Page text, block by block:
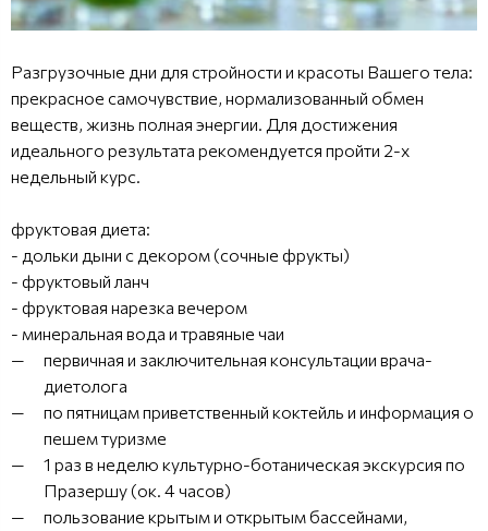
Разгрузочные дни для стройности и красоты Вашего тела:
прекрасное самочувствие, нормализованный обмен
веществ, жизнь полная энергии. Для достижения
идеального результата рекомендуется пройти 2-х
недельный курс.
фруктовая диета:
- дольки дыни с декором (сочные фрукты)
- фруктовый ланч
- фруктовая нарезка вечером
- минеральная вода и травяные чаи
первичная и заключительная консультации врача-
диетолога
по пятницам приветственный коктейль и информация о
пешем туризме
1 раз в неделю культурно-ботаническая экскурсия по
Празершу (ок. 4 часов)
пользование крытым и открытым бассейнами,